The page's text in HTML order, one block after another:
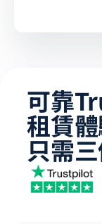
可靠
租賃
只需